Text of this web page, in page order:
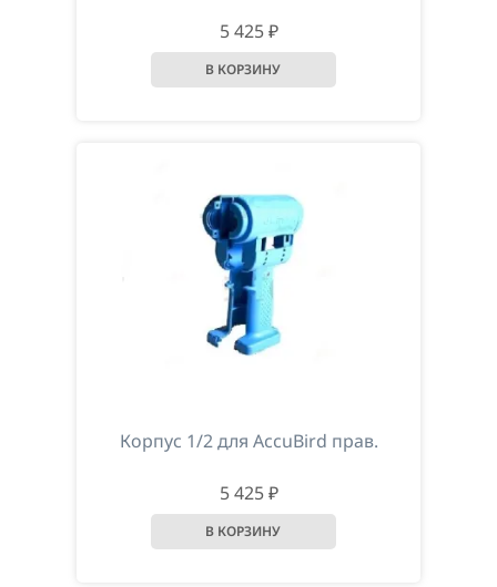
5 425 ₽
Корпус 1/2 для AccuBird прав.
5 425 ₽